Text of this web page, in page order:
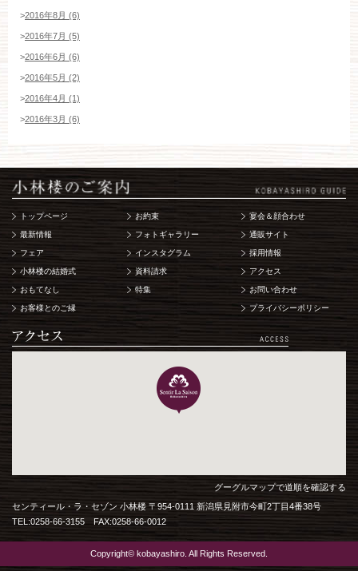
>2016年8月 (6)
>2016年7月 (5)
>2016年6月 (6)
>2016年5月 (2)
>2016年4月 (1)
>2016年3月 (6)
トップページ
最新情報
フェア
小林楼の結婚式
おもてなし
お客様とのご縁
お約束
フォトギャラリー
インスタグラム
資料請求
特集
宴会＆顔合わせ
通販サイト
採用情報
アクセス
お問い合わせ
プライバシーポリシー
グーグルマップで道順を確認する
センティール・ラ・セゾン 小林楼 〒954-0111 新潟県見附市今町2丁目4番38号
TEL:0258-66-3155 FAX:0258-66-0012
Copyright© kobayashiro. All Rights Reserved.